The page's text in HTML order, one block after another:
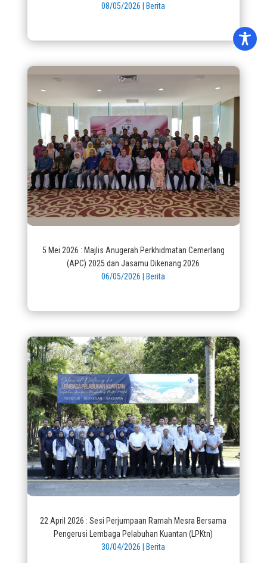
08/05/2026 Berita
5 Mei 2026 : Majlis Anugerah Perkhidmatan Cemerlang
(APC) 2025 dan Jasamu Dikenang 2026
06/05/2026
Berita
22 April 2026 : Sesi Perjumpaan Ramah Mesra Bersama
Pengerusi Lembaga Pelabuhan Kuantan (LPKtn)
30/04/2026
Berita